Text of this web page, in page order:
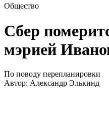
Общество
Сбер
мэрией
По поводу перепланировки
Автор: Александр Элькинд